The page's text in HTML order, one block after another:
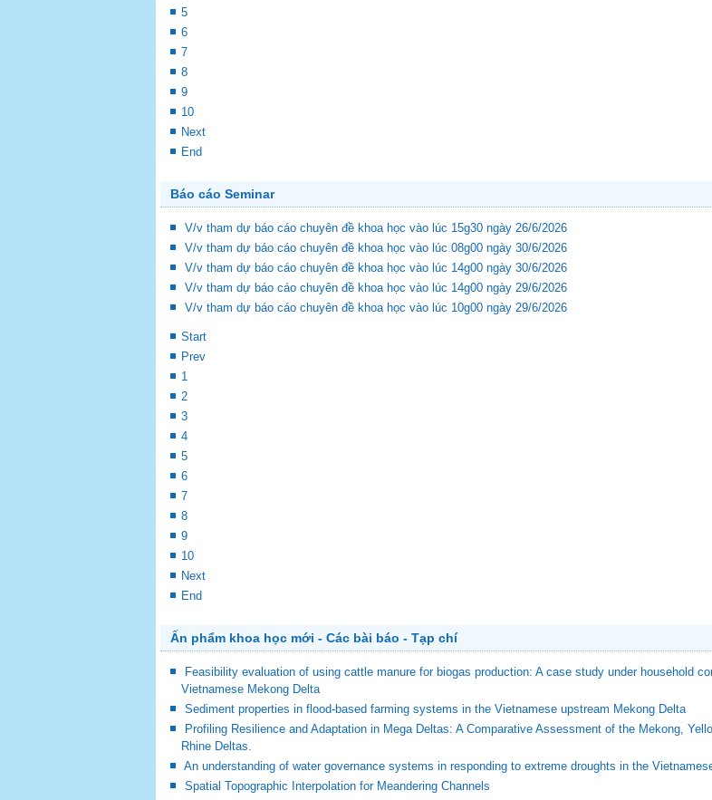
5
6
7
8
9
10
Next
End
Báo cáo Seminar
V/v tham dự báo cáo chuyên đề khoa học vào lúc 15g30 ngày 26/6/2026
V/v tham dự báo cáo chuyên đề khoa học vào lúc 08g00 ngày 30/6/2026
V/v tham dự báo cáo chuyên đề khoa học vào lúc 14g00 ngày 30/6/2026
V/v tham dự báo cáo chuyên đề khoa học vào lúc 14g00 ngày 29/6/2026
V/v tham dự báo cáo chuyên đề khoa học vào lúc 10g00 ngày 29/6/2026
Start
Prev
1
2
3
4
5
6
7
8
9
10
Next
End
Ấn phẩm khoa học mới - Các bài báo - Tạp chí
Feasibility evaluation of using cattle manure for biogas production: A case study under household
Vietnamese Mekong Delta
Sediment properties in flood-based farming systems in the Vietnamese upstream Mekong Delta
Profiling Resilience and Adaptation in Mega Deltas: A Comparative Assessment of the Mekong,
Rhine Deltas.
An understanding of water governance systems in responding to extreme droughts in the
Spatial Topographic Interpolation for Meandering Channels